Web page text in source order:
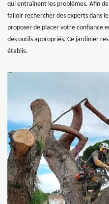
qui entraînent les problèmes. Afin
falloir rechercher des experts dans
proposer de placer votre confiance
des outils appropriés. Ce jardinier
établis.